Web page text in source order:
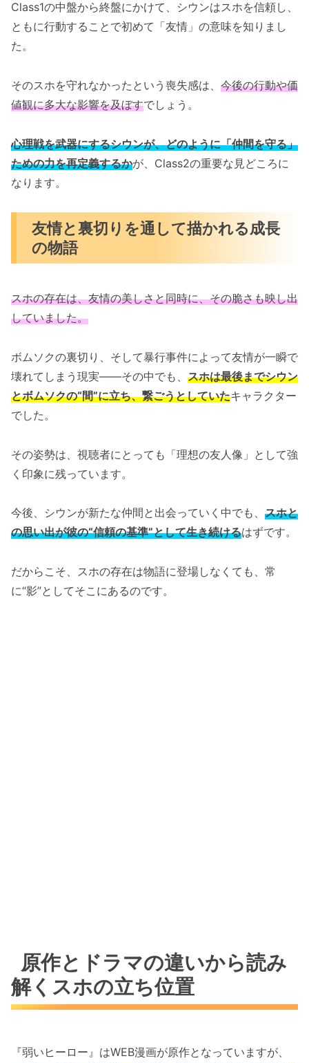
Class1の中盤から終盤にかけて、シウンはスホを信頼し、
ともに行動することで初めて「友情」の意味を知りまし
た。
そのスホを守れなかったという喪失感は、 今後の行動や価
値観に多大な影響を及ぼすでしょう。
心理戦を武器にするシウンが、どのように「仲間を守る」
ための力を再定義するかが、Class2の重要な見どころに
なります。
友情と裏切りを通して描かれる成長
の物語
スホの存在は、友情の美しさと同時に、その脆さも映し出
していました。
ボムソクの裏切り、そして暴行事件によって友情が一瞬で
壊れてしまう現実――その中でも、 スホは最後までシウン
とボムソクの“間”に立ち、繋ごうとしていたキャラクター
でした。
その姿勢は、視聴者にとっても「理想の友人像」として強
く印象に残っています。
今後、シウンが新たな仲間と出会っていく中でも、 スホと
の思い出が彼の“信頼の基準”として生き続けるはずです。
だからこそ、スホの存在は物語に登場しなくても、常
に“影”としてそこにあるのです。
原作とドラマの違いから読み
解くスホの立ち位置
『弱いヒーロー』はWEB漫画が原作となっていますが、